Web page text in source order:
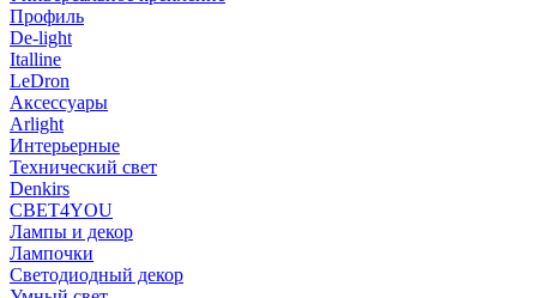
Профиль
De-light
Italline
LeDron
Аксессуары
Arlight
Интерьерные
Технический свет
Denkirs
СВЕТ4YOU
Лампы и декор
Лампочки
Светодиодный декор